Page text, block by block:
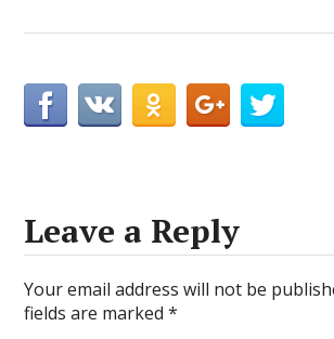
Leave a Reply
Your email address will not be
fields are marked*